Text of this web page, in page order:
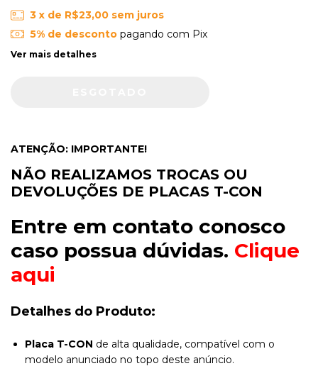
3 x de R$23,00 sem juros
5% de descontopagando com Pix
Ver mais detalhes
ATENÇÃO: IMPORTANTE!
NÃO REALIZAMOS TROCAS OU
DEVOLUÇÕES DE PLACAS T-CON
Entre em contato conosco
caso possua dúvidas. Clique
aqui
Detalhes do Produto:
Placa T-CON de alta qualidade, compatível com o
modelo anunciado no topo deste anúncio.